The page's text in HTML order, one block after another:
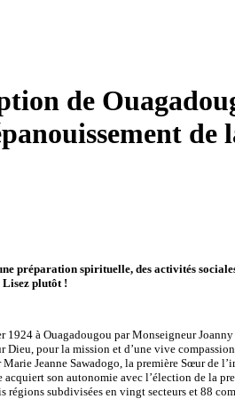
de
de
préparation spirituelle, des activités
Lisez plutôt !
à Ouagadougou par Monseigneur
pour la mission et d’une vive
Jeanne Sawadogo, la première Sœur de
son autonomie avec l’élection de la
subdivisées en vingt secteurs et 88